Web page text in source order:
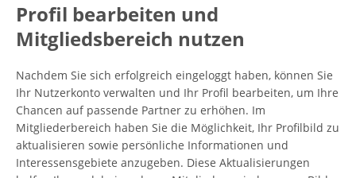
Profil bearbeiten und
Mitgliedsbereich nutzen
Nachdem Sie sich erfolgreich eingeloggt haben, können Sie
Ihr Nutzerkonto verwalten und Ihr Profil bearbeiten, um Ihre
Chancen auf passende Partner zu erhöhen. Im
Mitgliederbereich haben Sie die Möglichkeit, Ihr Profilbild zu
aktualisieren sowie persönliche Informationen und
Interessensgebiete anzugeben. Diese Aktualisierungen